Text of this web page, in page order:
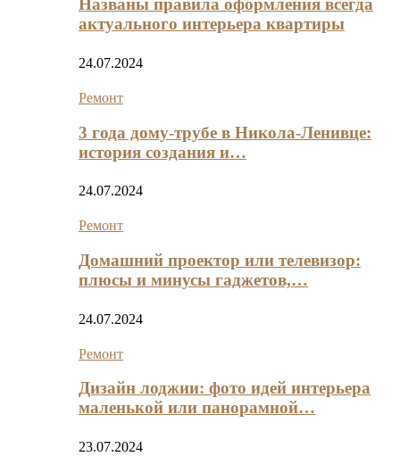
Названы правила оформления всегда
актуального интерьера квартиры
24.07.2024
Ремонт
3 года дому-трубе в Никола-Ленивце:
история создания и…
24.07.2024
Ремонт
Домашний проектор или телевизор:
плюсы и минусы гаджетов,…
24.07.2024
Ремонт
Дизайн лоджии: фото идей интерьера
маленькой или панорамной…
23.07.2024